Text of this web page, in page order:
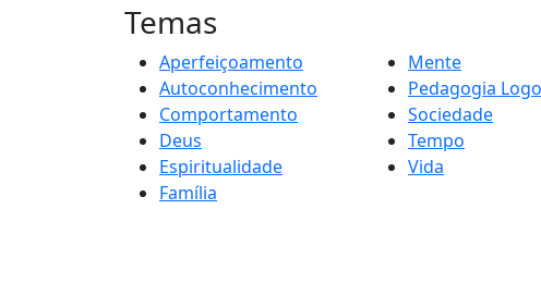
Temas
Aperfeiçoamento
Autoconhecimento
Comportamento
Deus
Espiritualidade
Família
Mente
Pedagogia
Sociedade
Tempo
Vida